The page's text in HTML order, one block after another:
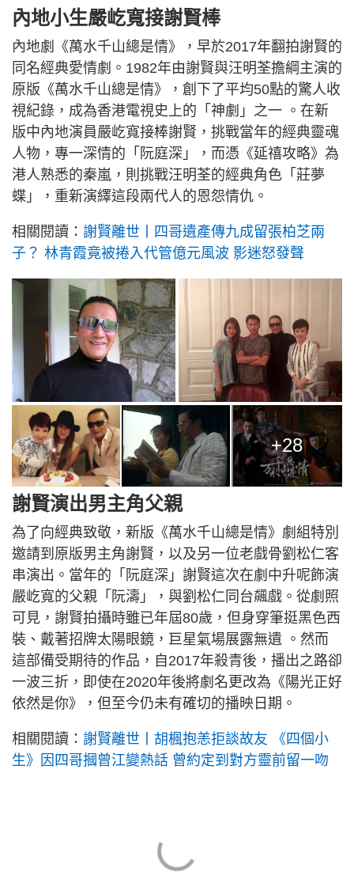
內地小生嚴屹寬接謝賢棒
內地劇《萬水千山總是情》，早於2017年翻拍謝賢的
同名經典愛情劇。1982年由謝賢與汪明荃擔綱主演的
原版《萬水千山總是情》，創下了平均50點的驚人收
視紀錄，成為香港電視史上的「神劇」之一 。在新
版中內地演員嚴屹寬接棒謝賢，挑戰當年的經典靈魂
人物，專一深情的「阮庭深」，而憑《延禧攻略》為
港人熟悉的秦嵐，則挑戰汪明荃的經典角色「莊夢
蝶」，重新演繹這段兩代人的恩怨情仇。
相關閱讀： 謝賢離世丨四哥遺產傳九成留張柏芝兩
子？ 林青霞竟被捲入代管億元風波 影迷怒發聲
+28
謝賢演出男主角父親
為了向經典致敬，新版《萬水千山總是情》劇組特別
邀請到原版男主角謝賢，以及另一位老戲骨劉松仁客
串演出。當年的「阮庭深」謝賢這次在劇中升呢飾演
嚴屹寬的父親「阮濤」，與劉松仁同台飆戲。從劇照
可見，謝賢拍攝時雖已年屆80歲，但身穿筆挺黑色西
裝、戴著招牌太陽眼鏡，巨星氣場展露無遺 。然而
這部備受期待的作品，自2017年殺青後，播出之路卻
一波三折，即使在2020年後將劇名更改為《陽光正好
依然是你》，但至今仍未有確切的播映日期。
相關閱讀： 謝賢離世丨胡楓抱恙拒談故友 《四個小
生》因四哥摑曾江變熱話 曾約定到對方靈前留一吻